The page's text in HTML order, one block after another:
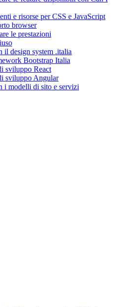
e risorse per CSS e JavaScript
browser
le prestazioni
il design system .italia
Bootstrap Italia
sviluppo React
sviluppo Angular
i modelli di sito e servizi